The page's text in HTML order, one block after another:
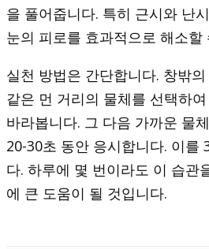
을 풀어줍니다. 특히 근시와 난
눈의 피로를 효과적으로 해소할
실천 방법은 간단합니다. 창밖
같은 먼 거리의 물체를 선택하
바라봅니다. 그 다음 가까운 물
20-30초 동안 응시합니다. 이를
다. 하루에 몇 번이라도 이 습관
에 큰 도움이 될 것입니다.